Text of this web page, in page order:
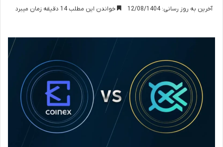
آخرین به روز رسانی: 12/08/1404 خواندن این مطلب 14 دقیقه زمان میبرد